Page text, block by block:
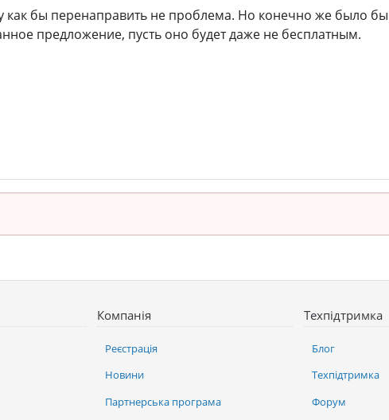
как бы перенаправить не проблема. Но конечно же было
предложение, пусть оно будет даже не бесплатным.
Компанія
Реєстрація
Новини
Партнерська програма
Техпідтримка
Блог
Техпідтримка
Форум